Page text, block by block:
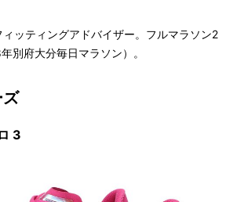
ッティングアドバイザー。フルマラソン2
別府大分毎日マラソン）。
ズ
3